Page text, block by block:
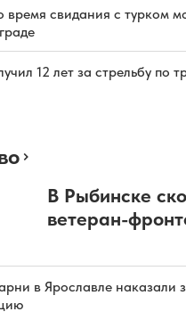
свидания с турком
12 лет за стрельбу по
В Рыбинске
ветеран-
в Ярославле наказали